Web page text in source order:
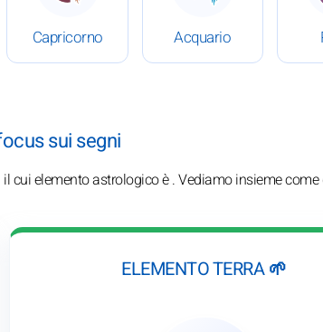
Capricorno Acquario
sui segni
cui elemento astrologico è . Vediamo insieme come
ELEMENTO TERRA 🌱